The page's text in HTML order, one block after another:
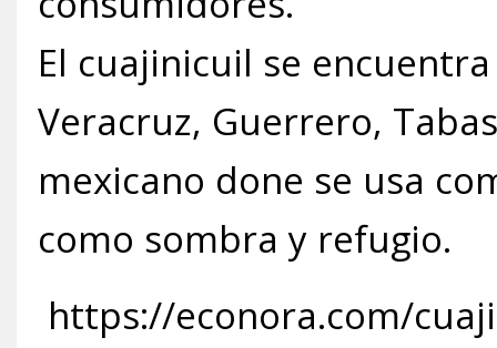
El cuajinicuil se
Veracruz, Guerrero,
mexicano done se usa
como sombra y refugio.
https://econora.com/